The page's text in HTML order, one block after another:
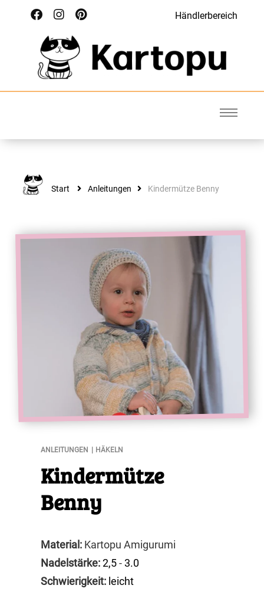
Händlerbereich
Kartopu
Start Anleitungen Kindermütze Benny
ANLEITUNGEN
Kindermütze Benny
ANLEITUNGEN HÄKELN
Kindermütze
Benny
Material: Kartopu Amigurumi
Nadelstärke:2,5- 3.0
Schwierigkeit: leicht